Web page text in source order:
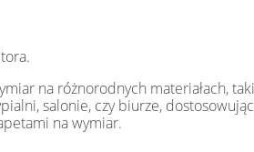
na różnorodnych materiałach,
salonie, czy biurze,
na wymiar.